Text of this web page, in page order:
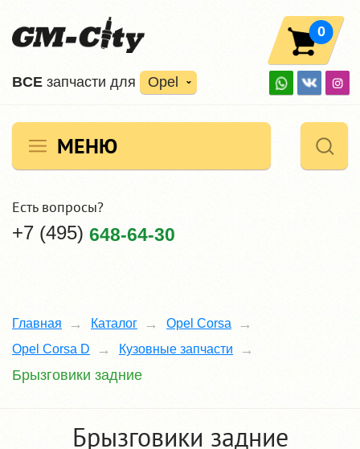
ВCE запчасти для Opel
0
МЕНЮ
Есть вопросы?
+7 (495) 648-64-30
Главная Каталог
Opel Corsa
Opel Corsa D
Кузовные запчасти
Брызговики задние
Брызговики задние